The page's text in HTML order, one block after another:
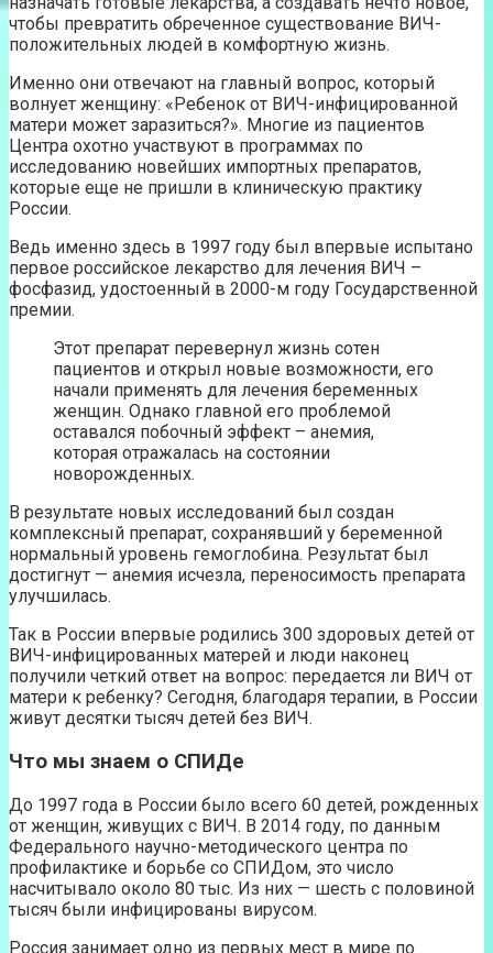
чтобы превратить обреченное существование ВИЧ-
положительных людей в комфортную жизнь.
Именно они отвечают на главный вопрос, который
волнует женщину: «Ребенок от ВИЧ-инфицированной
матери может заразиться?». Многие из пациентов
Центра охотно участвуют в программах по
исследованию новейших импортных препаратов,
которые еще не пришли в клиническую практику
России.
Ведь именно здесь в 1997 году был впервые испытано
первое российское лекарство для лечения ВИЧ –
фосфазид, удостоенный в 2000-м году Государственной
премии.
Этот препарат перевернул жизнь сотен
пациентов и открыл новые возможности, его
начали применять для лечения беременных
женщин. Однако главной его проблемой
оставался побочный эффект – анемия,
которая отражалась на состоянии
новорожденных.
В результате новых исследований был создан
комплексный препарат, сохранявший у беременной
нормальный уровень гемоглобина. Результат был
достигнут — анемия исчезла, переносимость препарата
улучшилась.
Так в России впервые родились 300 здоровых детей от
ВИЧ-инфицированных матерей и люди наконец
получили четкий ответ на вопрос: передается ли ВИЧ от
матери к ребенку? Сегодня, благодаря терапии, в России
живут десятки тысяч детей без ВИЧ.
Что мы знаем о СПИДе
До 1997 года в России было всего 60 детей, рожденных
от женщин, живущих с ВИЧ. В 2014 году, по данным
Федерального научно-методического центра по
профилактике и борьбе со СПИДом, это число
насчитывало около 80 тыс. Из них — шесть с половиной
тысяч были инфицированы вирусом.
Россия занимает одно из первых мест в мире по